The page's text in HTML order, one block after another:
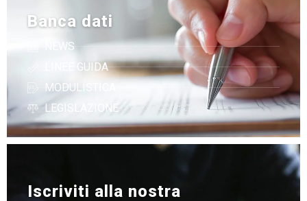
Banca dati
NEWS
LINEE GUIDA
MODULISTICA
LEGISLAZIONE
Iscriviti alla nostra